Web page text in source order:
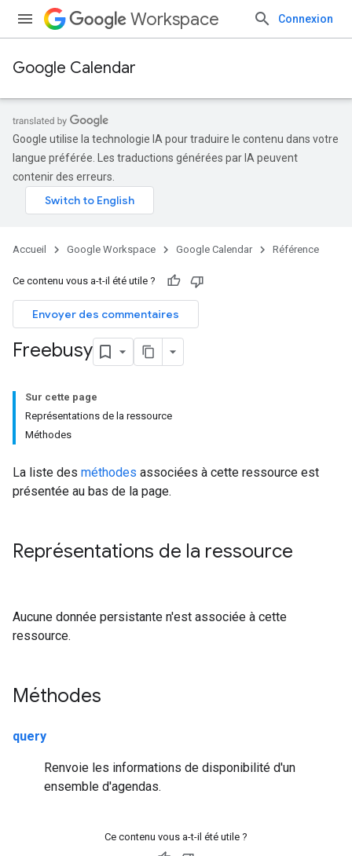
Workspace Connexion
Google Calendar
Google utilise la technologie IA pour traduire le contenu dans votre
langue préférée. Les traductions générées par IA peuvent
contenir des erreurs.
Accueil Google Workspace Google Calendar Référence
Ce contenu vous a-t-il été utile ?
Envoyer des commentaires
Freebusy
Sur cette page
Représentations de la ressource
Méthodes
La liste des méthodes associées à cette ressource est
présentée au bas de la page.
Représentations de la ressource
Aucune donnée persistante n'est associée à cette
ressource.
Méthodes
query
Renvoie les informations de disponibilité d'un
ensemble d'agendas.
Ce contenu vous a-t-il été utile ?